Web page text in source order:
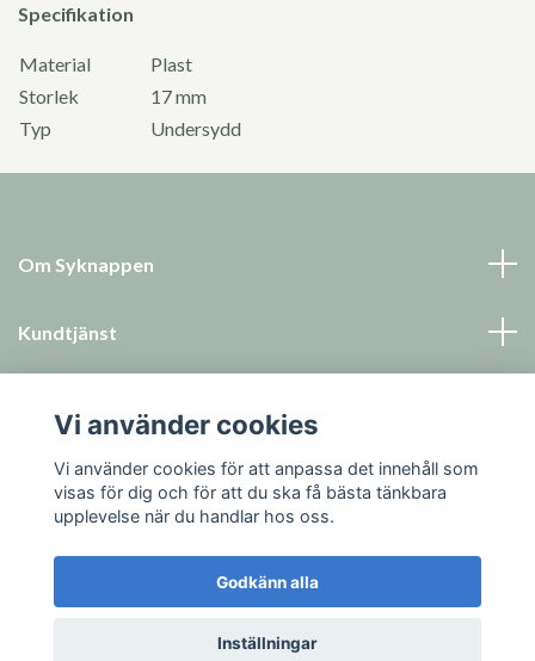
Specifikation
Material
Plast
Storlek
17 mm
Typ
Undersydd
Om Syknappen
Kundtjänst
Sociala medier
© 2026 Syknappen
Vi använder cookies
Vi använder cookies för att anpassa det innehåll som
visas för dig och för att du ska få bästa tänkbara
upplevelse när du handlar hos oss.
Godkänn alla
Inställningar